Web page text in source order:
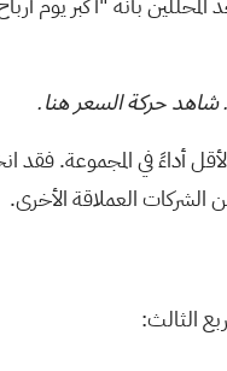
شاهد حركة السعر هنا.
العملاقة الأخرى.
الثالث: